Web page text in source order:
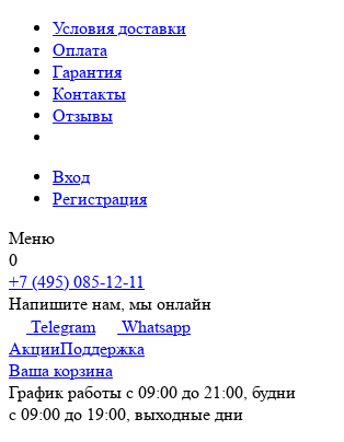
Условия доставки
Оплата
Гарантия
Контакты
Отзывы
Вход
Регистрация
Меню
0
+7 (495) 085-12-11
Напишите нам, мы онлайн
Telegram
Whatsapp
АкцииПоддержка
Ваша корзина
График работы с 09:00 до 21:00, будни
с 09:00 до 19:00, выходные дни